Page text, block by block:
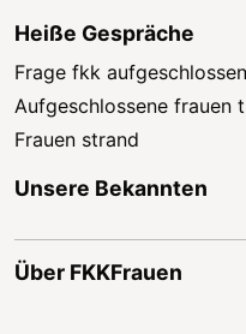
Heiße Gespräche
Frage fkk
Aufgeschlossene frauen
Frauen strand
Unsere Bekannten
Über FKKFrauen